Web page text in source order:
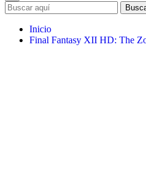
Inicio
Final Fantasy XII HD: The